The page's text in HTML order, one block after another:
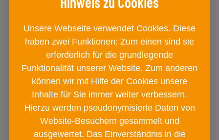
BAD ISCHLER Natursalz Provette
Blumen und Beete
Unsere Webseite verwendet Cookies. Diese
haben zwei Funktionen: Zum einen sind sie
erforderlich für die grundlegende
Funktionalität unserer Website. Zum anderen
können wir mit Hilfe der Cookies unsere
Inhalte für Sie immer weiter verbessern.
Hierzu werden pseudonymisierte Daten von
Website-Besuchern gesammelt und
ausgewertet. Das Einverständnis in die